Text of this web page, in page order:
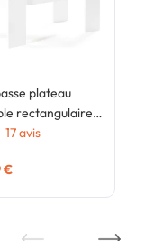
plateau
rectangulaire
blanc et effet
17avis
€